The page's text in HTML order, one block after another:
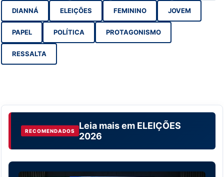
DIANNÁ ELEIÇÕES FEMININO JOVEM
PAPEL POLÍTICA PROTAGONISMO
RESSALTA
RECOMENDADOS Leia mais em ELEIÇÕES
2026